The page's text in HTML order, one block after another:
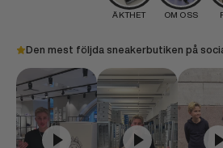
ÄKTHET OM OSS
Den mest följda sneakerbutiken på